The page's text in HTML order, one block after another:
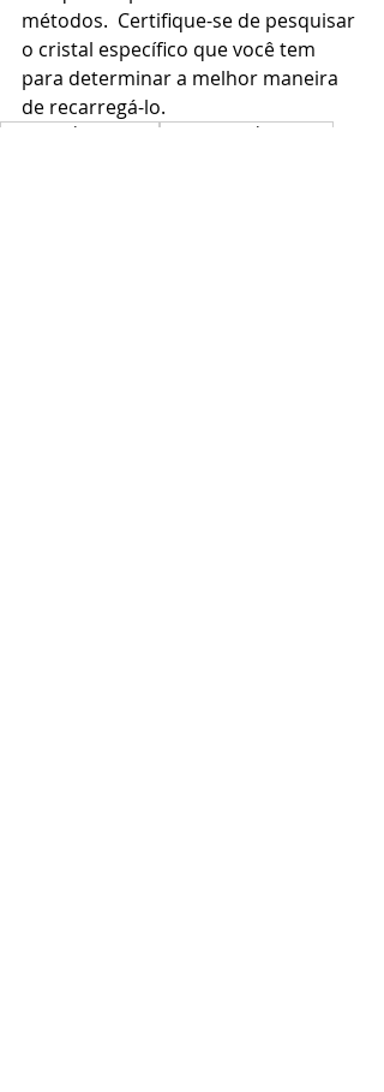
métodos.  Certifique-se de pesquisar
o cristal específico que você tem
para determinar a melhor maneira
de recarregá-lo.
energia dos cristais
recarregando cristais